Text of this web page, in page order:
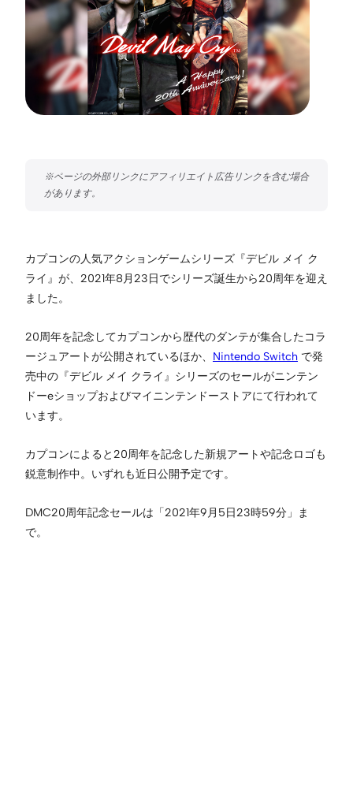
カプコンの人気アクションゲームシリーズ『デビル メイ ク
ライ』が、2021年8月23日でシリーズ誕生から20周年を迎え
ました。
20周年を記念してカプコンから歴代のダンテが集合したコラ
ージュアートが公開されているほか、 Nintendo Switch で発
売中の『デビル メイ クライ』シリーズのセールがニンテン
ドーeショップおよびマイニンテンドーストアにて行われて
います。
カプコンによると20周年を記念した新規アートや記念ロゴも
鋭意制作中。いずれも近日公開予定です。
DMC20周年記念セールは「2021年9月5日23時59分」ま
で。